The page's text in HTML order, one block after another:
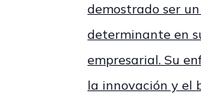
demostrado ser
determinante en
empresarial. Su
la innovación y el